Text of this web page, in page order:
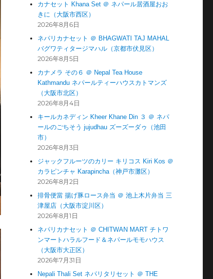
カナセット Khana Set ＠ ネパール居酒屋おお
きに（大阪市西区）
2026年8月6日
ネパリカナセット ＠ BHAGWATI TAJ MAHAL
バグワティタージマハル（京都市伏見区）
2026年8月5日
カナメラ その６ ＠ Nepal Tea House
Kathmandu ネパールティーハウスカトマンズ
（大阪市北区）
2026年8月4日
キールカネディン Kheer Khane Din ３ ＠ ネパ
ールのごちそう jujudhau ズーズーダゥ（池田
市）
2026年8月3日
ジャックフルーツのカリー キリコス Kiri Kos ＠
カラピンチャ Karapincha（神戸市灘区）
2026年8月2日
排骨便當 揚げ豚ロース弁当 ＠ 池上木片弁当 三
津屋店（大阪市淀川区）
2026年8月1日
ネパリカナセット ＠ CHITWAN MART チトワ
ンマートハラルフード＆ネパールモモハウス
（大阪市大正区）
2026年7月31日
Nepali Thali Set ネパリタリセット ＠ THE